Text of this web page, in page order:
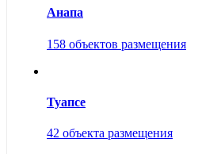
Анапа
158 объектов размещения
Туапсе
42 объекта размещения